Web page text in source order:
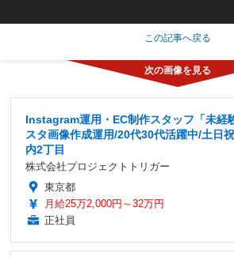
この記事へ戻る
Instagram運用・EC制作スタッフ「未経
スタ画像作成運用/20代30代活躍中/土日
内2丁目
株式会社プロジェクトトリガー
東京都
月給25万2,000円～32万円
正社員